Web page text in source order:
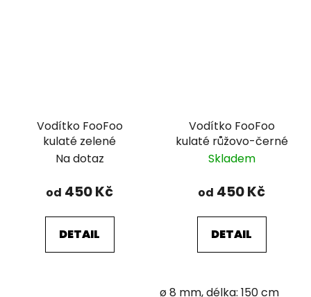
Vodítko FooFoo
kulaté zelené
Na dotaz
od 450 Kč
DETAIL
Vodítko FooFoo
kulaté růžovo-černé
Skladem
od 450 Kč
DETAIL
ø 8 mm, délka: 150 cm